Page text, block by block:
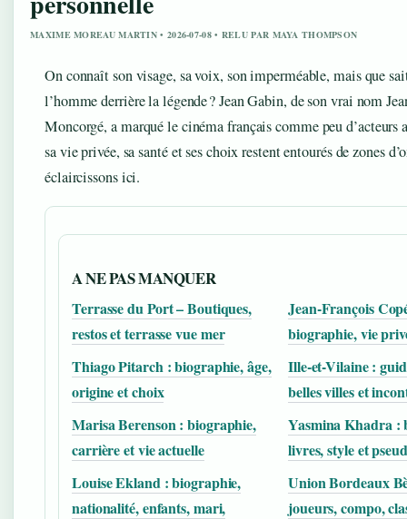
MAXIME MOREAU MARTIN • 2026-07-08 • RELU PAR MAYA THOMPSON
On connaît son visage, sa voix, son imperméable, mais que
l’homme derrière la légende ? Jean Gabin, de son vrai nom
Moncorgé, a marqué le cinéma français comme peu
sa vie privée, sa santé et ses choix restent entourés de zones
éclaircissons ici.
A NE PAS MANQUER
Terrasse du Port – Boutiques,
restos et terrasse vue mer
Jean-François
biographie, vie
Thiago Pitarch : biographie, âge,
origine et choix
Ille-et-Vilaine :
belles villes et
Marisa Berenson : biographie,
carrière et vie actuelle
Yasmina Khadra :
livres, style et
Louise Ekland : biographie,
nationalité, enfants, mari,
Union Bordeaux
joueurs, compo,